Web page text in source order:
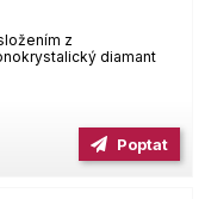
z
diamant
Poptat